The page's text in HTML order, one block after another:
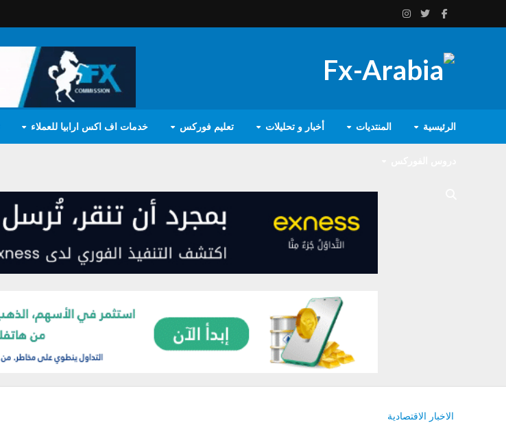
الرئيسية المنتديات أخبار و تحليلات تعليم فوركس خدمات اف اكس ارابيا للعملاء
الاخبار الاقتصادية